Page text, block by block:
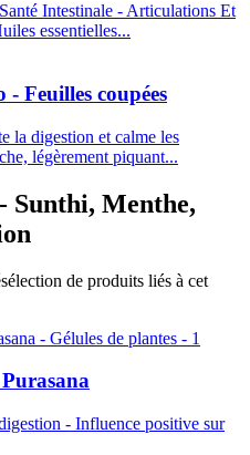
Intestinale - Articulations Et
essentielles...
Feuilles coupées
la digestion et calme les
légèrement piquant...
Sunthi, Menthe,
de produits liés à cet
- Influence positive sur